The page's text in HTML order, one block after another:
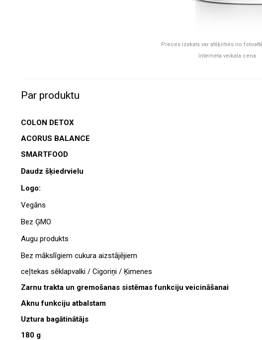
Preces izskats var atšķirties no
Interneta veikala cena
Par produktu
COLON DETOX
ACORUS BALANCE
SMARTFOOD
Daudz šķiedrvielu
Logo:
Vegāns
Bez ĢMO
Augu produkts
Bez mākslīgiem cukura aizstājējiem
ceļtekas sēklapvalki / Cigoriņi / Ķimenes
Zarnu trakta un gremošanas sistēmas funkciju veicināšanai
Aknu funkciju atbalstam
Uztura bagātinātājs
180 g